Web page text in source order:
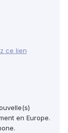
ce lien
en Europe.